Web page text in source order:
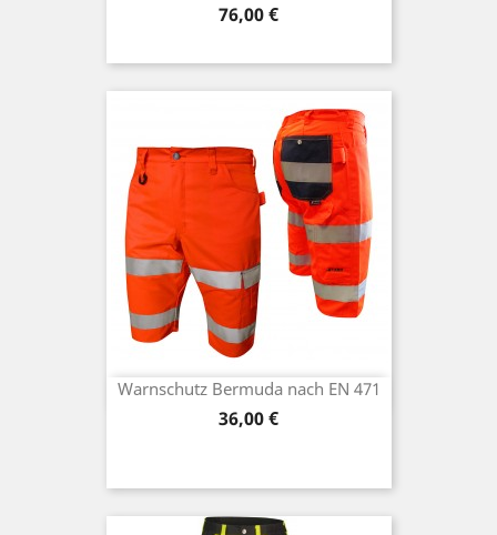
Preis
76,00 €
Warnschutz Bermuda nach EN 471
Preis
36,00 €